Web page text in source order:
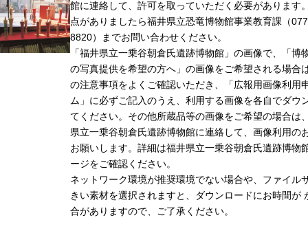
館に連絡して、許可を取っていただく必要があります
点がありましたら福井県立恐竜博物館事業教育課（
8820）までお問い合わせください。
「福井県立一乗谷朝倉氏遺跡博物館」の画像で、「博
の写真提供を希望の方へ」の画像をご希望される場合
の注意事項をよくご確認いただき、「広報用画像利用
ム」に必ずご記入のうえ、利用する画像を各自でダウ
てください。その他所蔵品等の画像をご希望の場合は
県立一乗谷朝倉氏遺跡博物館に連絡して、画像利用の
お願いします。詳細は福井県立一乗谷朝倉氏遺跡博物
ージをご確認ください。
ネットワーク環境が推奨環境でない場合や、ファイル
きい素材を選択されますと、ダウンロードにお時間が
合がありますので、ご了承ください。